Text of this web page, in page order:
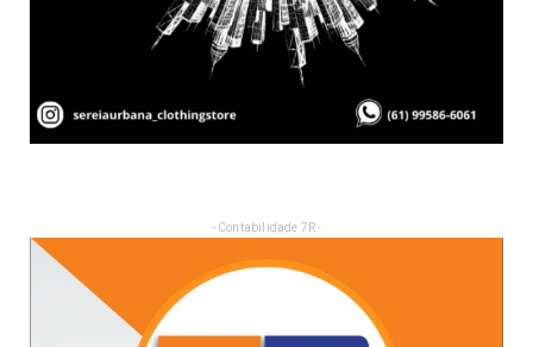
- Contabilidade 7R -